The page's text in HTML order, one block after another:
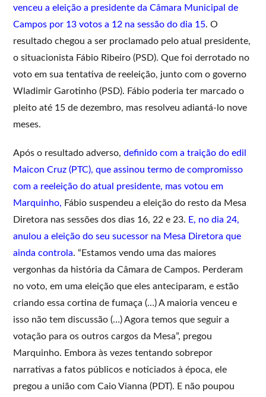
venceu a eleição a presidente da Câmara Municipal de
Campos por 13 votos a 12 na sessão do dia 15. O
resultado chegou a ser proclamado pelo atual presidente,
o situacionista Fábio Ribeiro (PSD). Que foi derrotado no
voto em sua tentativa de reeleição, junto com o governo
Wladimir Garotinho (PSD). Fábio poderia ter marcado o
pleito até 15 de dezembro, mas resolveu adiantá-lo nove
meses.
Após o resultado adverso,definido com a traição do edil
Maicon Cruz (PTC), que assinou termo de compromisso
com a reeleição do atual presidente, mas votou em
Marquinho, Fábio suspendeu a eleição do resto da Mesa
Diretora nas sessões dos dias 16, 22 e 23. E, no dia 24,
anulou a eleição do seu sucessor na Mesa Diretora que
ainda controla. “Estamos vendo uma das maiores
vergonhas da história da Câmara de Campos. Perderam
no voto, em uma eleição que eles anteciparam, e estão
criando essa cortina de fumaça (…) A maioria venceu e
isso não tem discussão (…) Agora temos que seguir a
votação para os outros cargos da Mesa”, pregou
Marquinho. Embora às vezes tentando sobrepor
narrativas a fatos públicos e noticiados à época, ele
pregou a união com Caio Vianna (PDT). E não poupou